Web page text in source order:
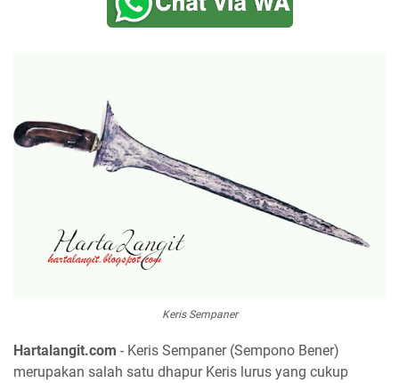
Keris Sempaner
Hartalangit.com - Keris Sempaner (Sempono Bener)
merupakan salah satu dhapur Keris lurus yang cukup